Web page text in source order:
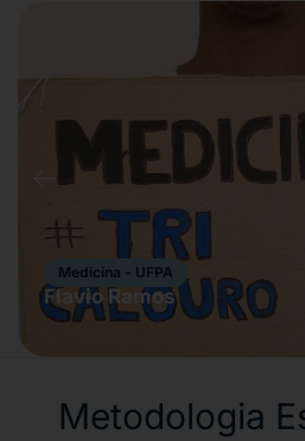
Medicina - UFPA
Flavio Ramos
Metodologia